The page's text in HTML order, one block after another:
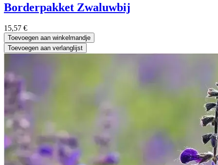
Borderpakket Zwaluwbij
15,57 €
Toevoegen aan winkelmandje
Toevoegen aan verlanglijst